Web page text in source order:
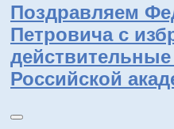
Поздравляем
Петровича с
Российской